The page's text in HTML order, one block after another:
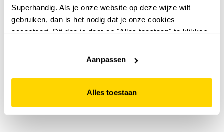
Superhandig. Als je onze website op deze wijze wilt
gebruiken, dan is het nodig dat je onze cookies
accepteert. Dit doe je door op "Alles toestaan" te klikken.
website niet optimaal functioneert.
Aanpassen
Alles toestaan